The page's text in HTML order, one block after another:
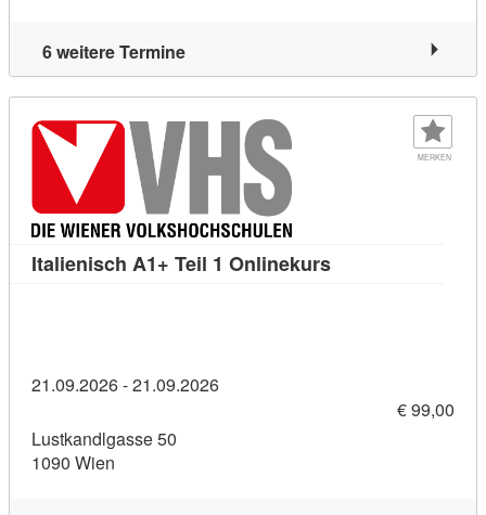
6 weitere Termine
MERKEN
Italienisch A1+ Teil 1 OnlinekursKursdetail:
21.09.2026 - 21.09.2026
€ 99,00
Lustkandlgasse 50
1090 Wien